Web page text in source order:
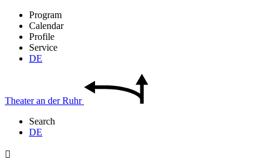
Program
Calendar
Profile
Service
DE
Theateran derRuhr
Search
DE
